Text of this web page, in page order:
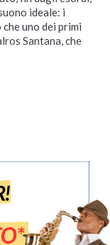
ideale: i
uno dei primi
Santana, che